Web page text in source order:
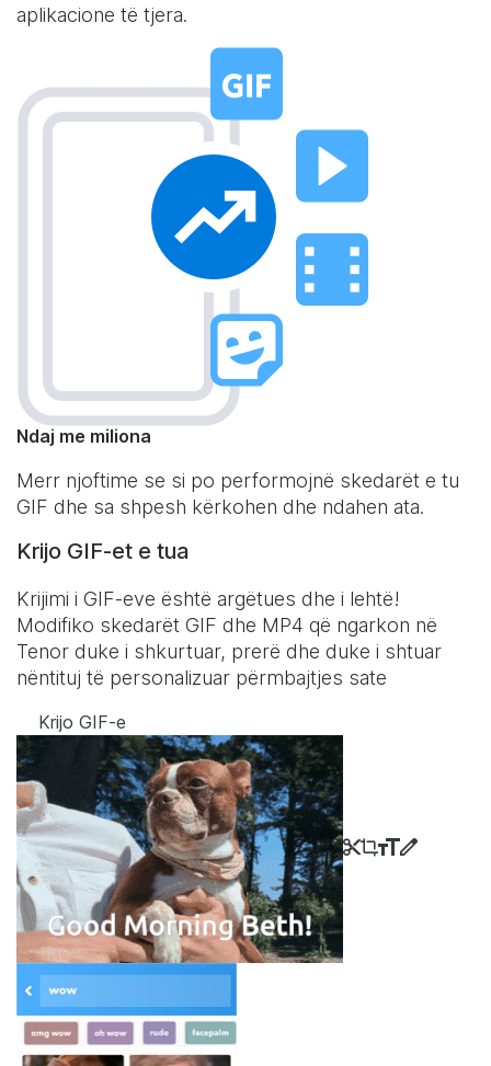
aplikacione të tjera.
Ndaj me miliona
Merr njoftime se si po performojnë skedarët e tu
GIF dhe sa shpesh kërkohen dhe ndahen ata.
Krijo GIF-et e tua
Krijimi i GIF-eve është argëtues dhe i lehtë!
Modifiko skedarët GIF dhe MP4 që ngarkon në
Tenor duke i shkurtuar, prerë dhe duke i shtuar
nëntituj të personalizuar përmbajtjes sate
Krijo GIF-e